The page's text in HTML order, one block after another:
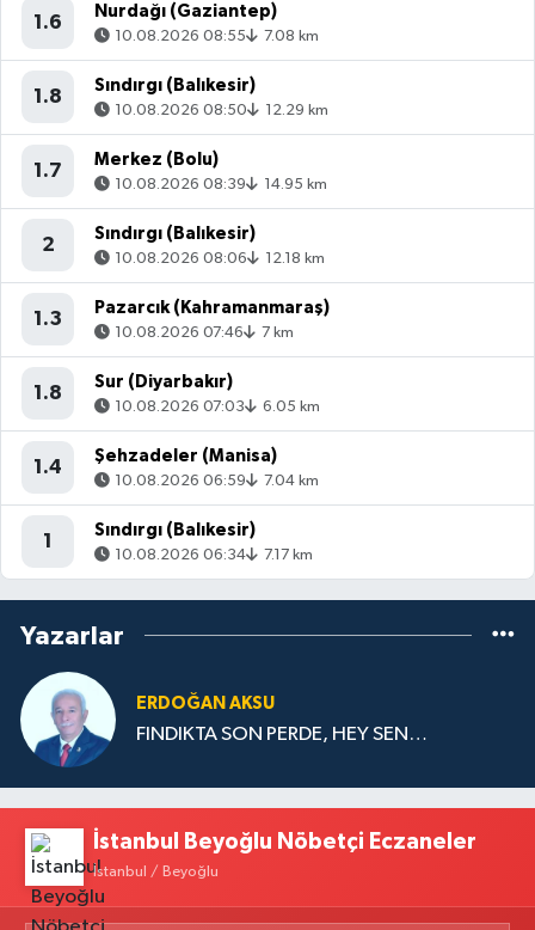
1.6
Nurdağı (Gaziantep)
10.08.2026 08:55 7.08 km
1.8
Sındırgı (Balıkesir)
10.08.2026 08:50 12.29 km
1.7
Merkez (Bolu)
10.08.2026 08:39 14.95 km
2
Sındırgı (Balıkesir)
10.08.2026 08:06 12.18 km
1.3
Pazarcık (Kahramanmaraş)
10.08.2026 07:46 7 km
1.8
Sur (Diyarbakır)
10.08.2026 07:03 6.05 km
1.4
Şehzadeler (Manisa)
10.08.2026 06:59 7.04 km
1
Sındırgı (Balıkesir)
10.08.2026 06:34 7.17 km
Yazarlar
ERDOĞAN AKSU
FINDIKTA SON PERDE, HEY SEN…
İstanbul Beyoğlu Nöbetçi Eczaneler
İstanbul / Beyoğlu